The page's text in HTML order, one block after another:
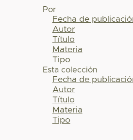
Por
Fecha de
Autor
Título
Materia
Tipo
Esta colección
Fecha de
Autor
Título
Materia
Tipo